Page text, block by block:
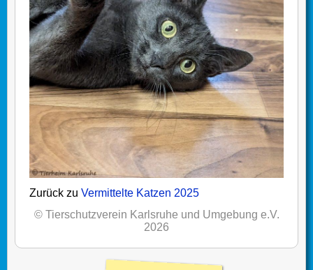
Zurück zu Vermittelte Katzen 2025
© Tierschutzverein Karlsruhe und Umgebung e.V.
2026